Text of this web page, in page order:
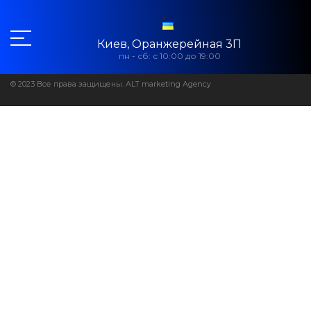
Киев, Оранжерейная 3П
пн - сб: с 10:00 до 19:00
© 2023 Все права защищены. ALT marketing Agency